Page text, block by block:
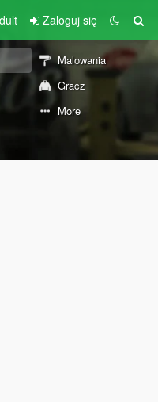
Zaloguj się
Malowania
Gracz
More